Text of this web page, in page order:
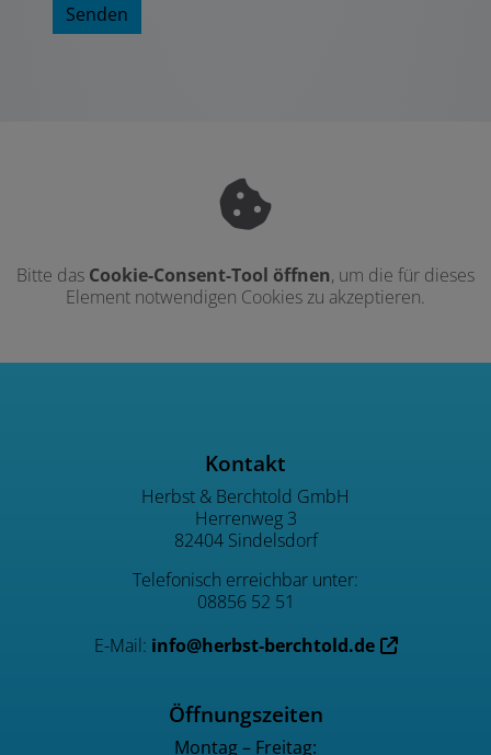
Senden
Bitte das Cookie-Consent-Tool öffnen, um die für dieses
Element notwendigen Cookies zu akzeptieren.
Kontakt
Herbst & Berchtold GmbH
Herrenweg 3
82404 Sindelsdorf
Telefonisch erreichbar unter:
08856 52 51
E-Mail: info@herbst-berchtold.de
Öffnungszeiten
Montag – Freitag: